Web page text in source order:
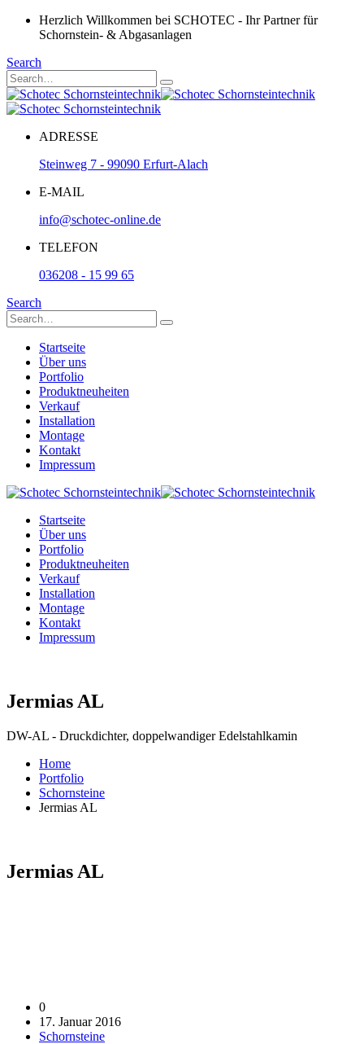
Herzlich Willkommen bei SCHOTEC - Ihr Partner für
Schornstein- & Abgasanlagen
Search
ADRESSE
Steinweg 7 - 99090 Erfurt-Alach
E-MAIL
info@schotec-online.de
TELEFON
036208 - 15 99 65
Search
Startseite
Über uns
Portfolio
Produktneuheiten
Verkauf
Installation
Montage
Kontakt
Impressum
Startseite
Über uns
Portfolio
Produktneuheiten
Verkauf
Installation
Montage
Kontakt
Impressum
Jermias AL
DW-AL - Druckdichter, doppelwandiger Edelstahlkamin
Home
Portfolio
Schornsteine
Jermias AL
Jermias AL
0
17. Januar 2016
Schornsteine